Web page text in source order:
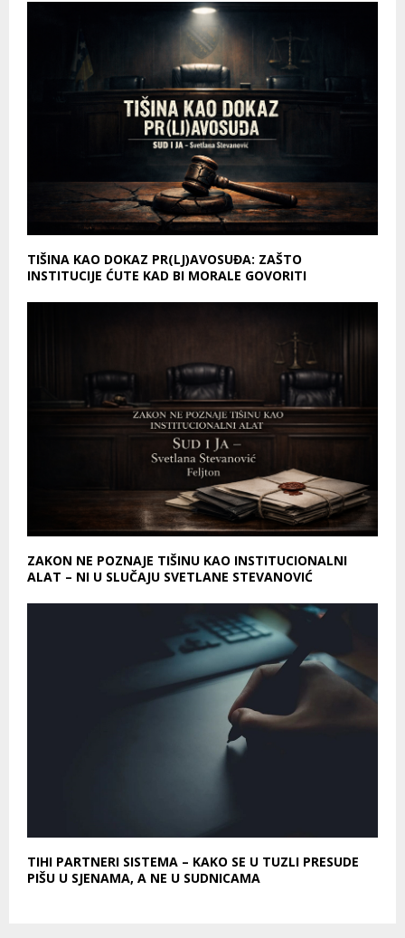
TIŠINA KAO DOKAZ PR(LJ)AVOSUĐA: ZAŠTO
INSTITUCIJE ĆUTE KAD BI MORALE GOVORITI
ZAKON NE POZNAJE TIŠINU KAO INSTITUCIONALNI
ALAT – NI U SLUČAJU SVETLANE STEVANOVIĆ
TIHI PARTNERI SISTEMA – KAKO SE U TUZLI PRESUDE
PIŠU U SJENAMA, A NE U SUDNICAMA